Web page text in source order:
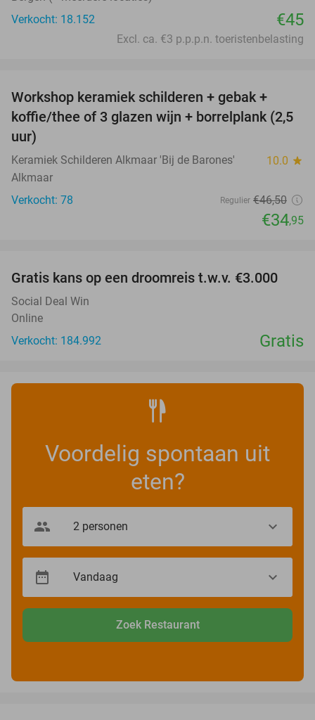
Verkocht: 18.152
€45
Excl. ca. €3 p.p.p.n. toeristenbelasting
Workshop keramiek schilderen + gebak +
koffie/thee of 3 glazen wijn + borrelplank (2,5
uur)
Keramiek Schilderen Alkmaar 'Bij de Barones' 10.0 star
Alkmaar
Verkocht: 78
Regulier €46,50
€34,95
Gratis kans op een droomreis t.w.v. €3.000
Social Deal Win
Online
Verkocht: 184.992
Gratis
Voordelig spontaan uit
eten?
Zoek Restaurant